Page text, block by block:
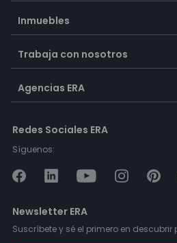
Inmuebles
Trabaja con nosotros
Agencias ERA
Redes Sociales ERA
Síguenos:
Newsletter ERA
Suscríbete y sé el primero en